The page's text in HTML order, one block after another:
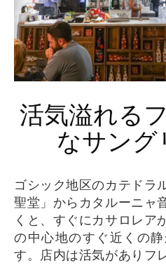
活気溢れるフレンドリー
なサング
ゴシック地区のカテドラル「サンタエウラリア大
聖堂」からカタルーニャ
くと、すぐにカサロレア
の中心地のすぐ近くの
す。店内は活気がありフ